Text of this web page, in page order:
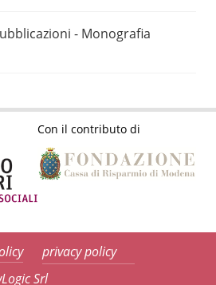
- Monografia
Con il contributo di
privacy policy
Srl